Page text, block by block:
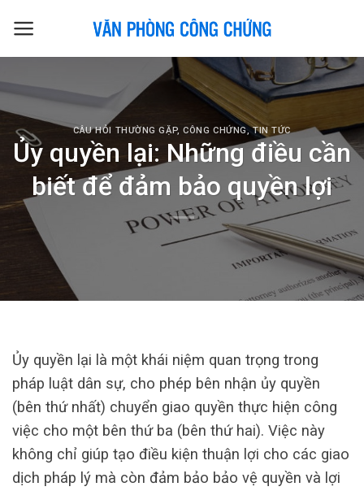
CÂU HỎI THƯỜNG GẶP,CÔNG CHỨNG,TIN TỨC
Ủy quyền lại: Những điều cần
biết để đảm bảo quyền lợi
Ủy quyền lại là một khái niệm quan trọng trong
pháp luật dân sự, cho phép bên nhận ủy quyền
(bên thứ nhất) chuyển giao quyền thực hiện công
việc cho một bên thứ ba (bên thứ hai). Việc này
không chỉ giúp tạo điều kiện thuận lợi cho các giao
dịch pháp lý mà còn đảm bảo bảo vệ quyền và lợi